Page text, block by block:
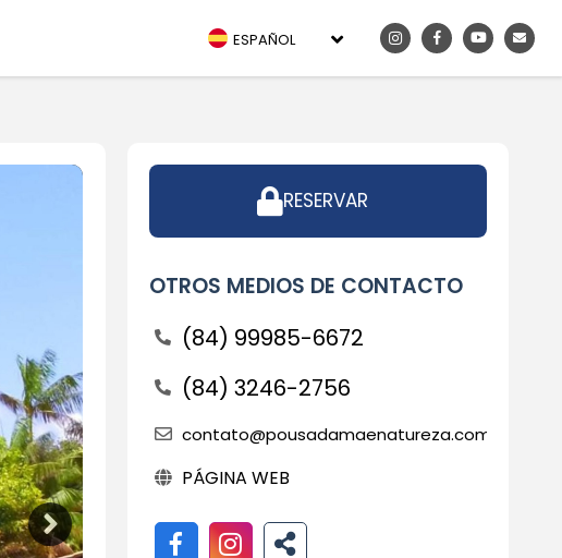
ESPAÑOL
RESERVAR
OTROS MEDIOS DE CONTACTO
(84) 99985-6672
(84) 3246-2756
contato@pousadamaenatureza.com.br
PÁGINA WEB